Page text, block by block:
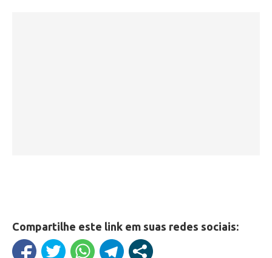
Compartilhe este link em suas redes sociais: